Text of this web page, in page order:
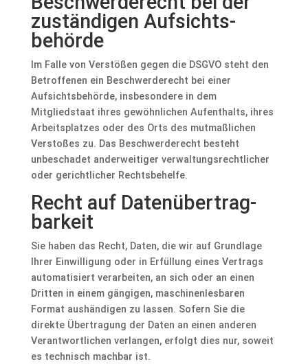
zuständigen Aufsichts­
behörde
Im Falle von Verstößen gegen die DSGVO steht den
Betroffenen ein Beschwerderecht bei einer
Aufsichtsbehörde, insbesondere in dem
Mitgliedstaat ihres gewöhnlichen Aufenthalts, ihres
Arbeitsplatzes oder des Orts des mutmaßlichen
Verstoßes zu. Das Beschwerderecht besteht
unbeschadet anderweitiger verwaltungsrechtlicher
oder gerichtlicher Rechtsbehelfe.
Recht auf Daten­übertrag­
barkeit
Sie haben das Recht, Daten, die wir auf Grundlage
Ihrer Einwilligung oder in Erfüllung eines Vertrags
automatisiert verarbeiten, an sich oder an einen
Dritten in einem gängigen, maschinenlesbaren
Format aushändigen zu lassen. Sofern Sie die
direkte Übertragung der Daten an einen anderen
Verantwortlichen verlangen, erfolgt dies nur, soweit
es technisch machbar ist.